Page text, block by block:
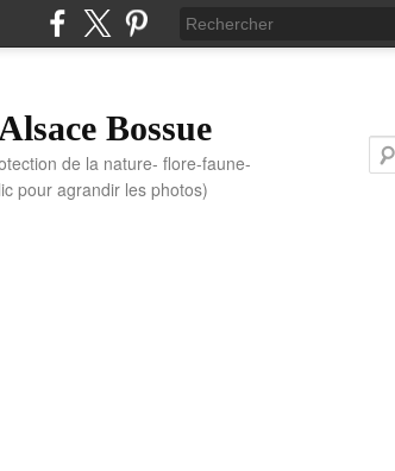
Bossue
de la nature- flore-faune-
pour agrandir les photos)